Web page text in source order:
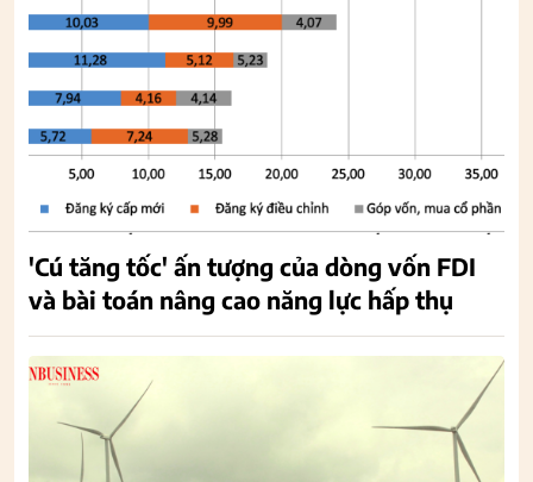
'Cú tăng tốc' ấn tượng của dòng vốn FDI
và bài toán nâng cao năng lực hấp thụ